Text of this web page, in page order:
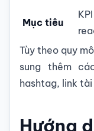
Mục tiêu
Tùy theo quy
sung thêm
hashtag, link
Hướng